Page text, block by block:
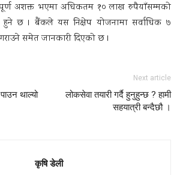
पूर्ण अशक्त भएमा अधिकतम १० लाख रुपैयाँसम्मको
हुने छ । बैंकले यस निक्षेप योजनामा सर्वाधिक ७
समेत जानकारी दिएको छ ।
थाल्यो
Next article
लोकसेवा तयारी गर्दै हुनुहुन्छ ? हामी
सहयात्री बन्दैछौ ।
कृषि डेली